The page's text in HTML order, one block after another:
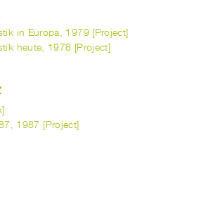
in Europa, 1979 [Project]
heute, 1978 [Project]
1987 [Project]